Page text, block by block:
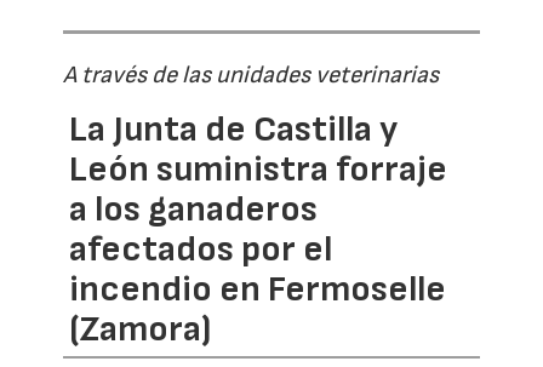
A través de las unidades veterinarias
La Junta de Castilla y
León suministra forraje
a los ganaderos
afectados por el
incendio en Fermoselle
(Zamora)